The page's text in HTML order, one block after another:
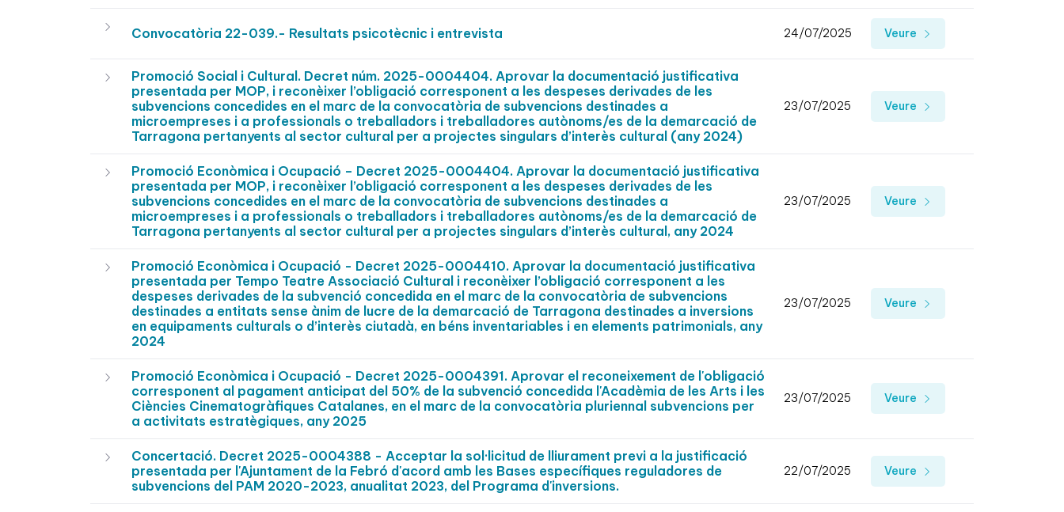
Convocatòria 22-039.- Resultats psicotècnic i entrevista 24/07/2025 Veure
Promoció Social i Cultural. Decret núm. 2025-0004404. Aprovar la documentació justificativa
presentada per MOP, i reconèixer l’obligació corresponent a les despeses derivades de les
subvencions concedides en el marc de la convocatòria de subvencions destinades a
microempreses i a professionals o treballadors i treballadores autònoms/es de la demarcació de
Tarragona pertanyents al sector cultural per a projectes singulars d’interès cultural (any 2024)
23/07/2025 Veure
Promoció Econòmica i Ocupació – Decret 2025-0004404. Aprovar la documentació justificativa
presentada per MOP, i reconèixer l’obligació corresponent a les despeses derivades de les
subvencions concedides en el marc de la convocatòria de subvencions destinades a
microempreses i a professionals o treballadors i treballadores autònoms/es de la demarcació de
Tarragona pertanyents al sector cultural per a projectes singulars d’interès cultural, any 2024
23/07/2025 Veure
Promoció Econòmica i Ocupació - Decret 2025-0004410. Aprovar la documentació justificativa
presentada per Tempo Teatre Associació Cultural i reconèixer l’obligació corresponent a les
despeses derivades de la subvenció concedida en el marc de la convocatòria de subvencions
destinades a entitats sense ànim de lucre de la demarcació de Tarragona destinades a inversions
en equipaments culturals o d’interès ciutadà, en béns inventariables i en elements patrimonials, any
2024
23/07/2025 Veure
Promoció Econòmica i Ocupació - Decret 2025-0004391. Aprovar el reconeixement de l'obligació
corresponent al pagament anticipat del 50% de la subvenció concedida l'Acadèmia de les Arts i les
Ciències Cinematogràfiques Catalanes, en el marc de la convocatòria pluriennal subvencions per
a activitats estratègiques, any 2025
23/07/2025 Veure
Concertació. Decret 2025-0004388 - Acceptar la sol·licitud de lliurament previ a la justificació
presentada per l'Ajuntament de la Febró d'acord amb les Bases específiques reguladores de
subvencions del PAM 2020-2023, anualitat 2023, del Programa d'inversions.
22/07/2025 Veure